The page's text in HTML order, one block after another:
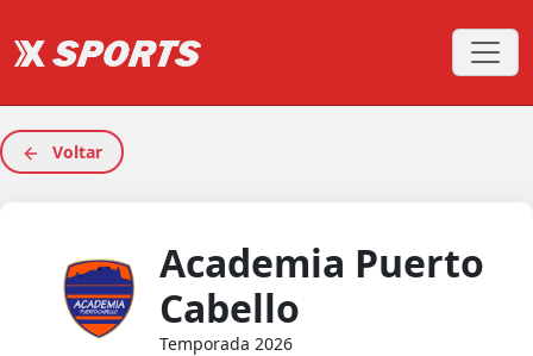
Voltar
Academia Puerto
Cabello
Temporada 2026